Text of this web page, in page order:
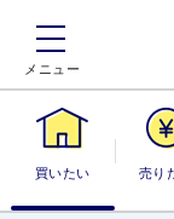
買いたい 売り